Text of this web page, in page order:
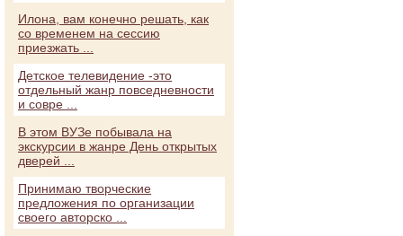
Илона, вам конечно решать, как
со временем на сессию
приезжать ...
Детское телевидение -это
отдельный жанр повседневности
и совре ...
В этом ВУЗе побывала на
экскурсии в жанре День открытых
дверей ...
Принимаю творческие
предложения по организации
своего авторско ...